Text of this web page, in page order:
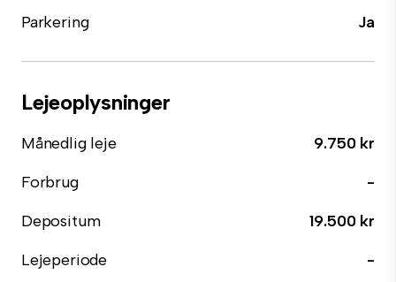
Parkering
Ja
Lejeoplysninger
Månedlig leje
9.750 kr
Forbrug
-
Depositum
19.500 kr
Lejeperiode
-